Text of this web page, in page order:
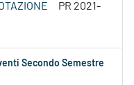
PR 2021-
Secondo Semestre